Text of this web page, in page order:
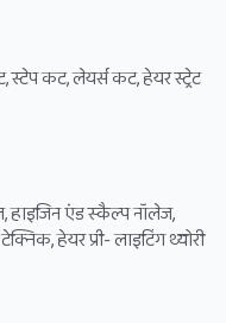
स्टेप कट, लेयर्स कट, हेयर स्ट्रेट
हाइजिन एंड स्कैल्प नॉलेज,
हेयर प्री- लाइटिंग थ्योरी